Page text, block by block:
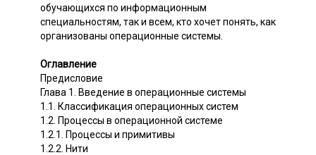
обучающихся по информационным
специальностям, так и всем, кто хочет понять, как
организованы операционные системы.
Оглавление
Предисловие
Глава 1. Введение в операционные системы
1.1. Классификация операционных систем
1.2. Процессы в операционной системе
1.2.1. Процессы и примитивы
1.2.2. Нити